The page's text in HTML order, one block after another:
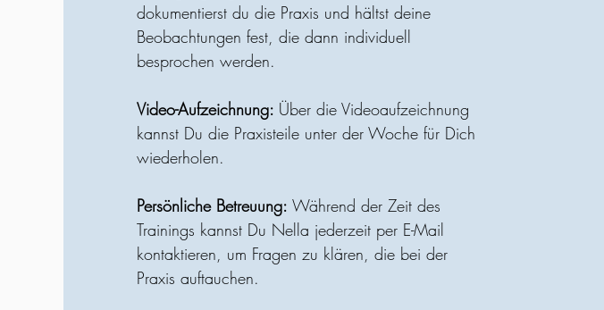
dokumentierst du die Praxis und hältst deine
Beobachtungen fest, die dann individuell
besprochen werden.
Video-Aufzeichnung: Über die Videoaufzeichnung
kannst Du die Praxisteile unter der Woche für Dich
wiederholen.
Persönliche Betreuung:Während der Zeit des
Trainings kannst Du Nella jederzeit per E-Mail
kontaktieren, um Fragen zu klären, die bei der
Praxis auftauchen.